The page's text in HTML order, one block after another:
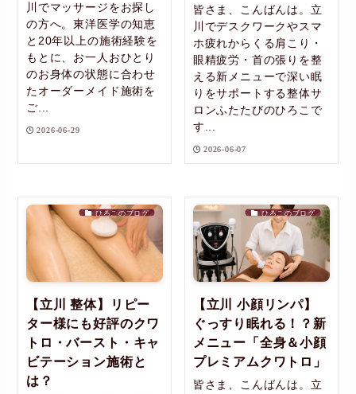
川でマッサージをお探し
の方へ。東洋医学の知恵
と20年以上の施術経験を
もとに、お一人おひとり
のお身体の状態に合わせ
たオーダーメイド施術を
ご...
2026-06-29
皆さま、こんばんは。立
川でデスクワークやスマ
ホ疲れからくる肩こり・
眼精疲労・首の張りを整
える新メニューで深い眠
りをサポートする整体サ
ロンふたたびのひろこで
す...
2026-06-07
ひろこのブログ
【立川 整体】リピー
ター様にも好評のクワ
トロ・バースト・キャ
ビテーション施術と
は？
ひろこのブログ
【立川 小顔リンパ】
ぐっすり眠れる！？新
メニュー「全身＆小顔
プレミアムクワトロ」
皆さま、こんばんは。立